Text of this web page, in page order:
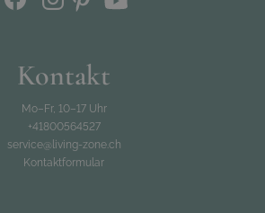
Kontakt
Mo–Fr, 10–17 Uhr
+41800564527
service@living-zone.ch
Kontaktformular